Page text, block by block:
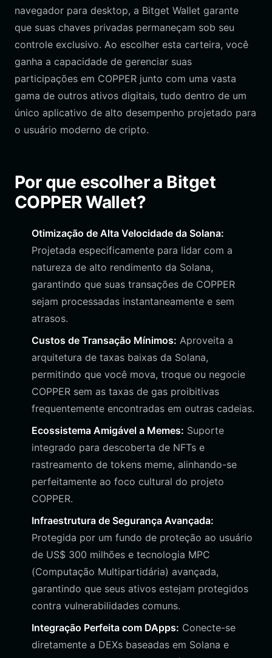
navegador para desktop, a Bitget Wallet garante
que suas chaves privadas permaneçam sob seu
controle exclusivo. Ao escolher esta carteira, você
ganha a capacidade de gerenciar suas
participações em COPPER junto com uma vasta
gama de outros ativos digitais, tudo dentro de um
único aplicativo de alto desempenho projetado para
o usuário moderno de cripto.
Por que escolher a Bitget
COPPER Wallet?
Otimização de Alta Velocidade da Solana:
Projetada especificamente para lidar com a
natureza de alto rendimento da Solana,
garantindo que suas transações de COPPER
sejam processadas instantaneamente e sem
atrasos.
Custos de Transação Mínimos: Aproveita a
arquitetura de taxas baixas da Solana,
permitindo que você mova, troque ou negocie
COPPER sem as taxas de gas proibitivas
frequentemente encontradas em outras cadeias.
Ecossistema Amigável a Memes: Suporte
integrado para descoberta de NFTs e
rastreamento de tokens meme, alinhando-se
perfeitamente ao foco cultural do projeto
COPPER.
Infraestrutura de Segurança Avançada:
Protegida por um fundo de proteção ao usuário
de US$ 300 milhões e tecnologia MPC
(Computação Multipartidária) avançada,
garantindo que seus ativos estejam protegidos
contra vulnerabilidades comuns.
Integração Perfeita com DApps: Conecte-se
diretamente a DEXs baseadas em Solana e